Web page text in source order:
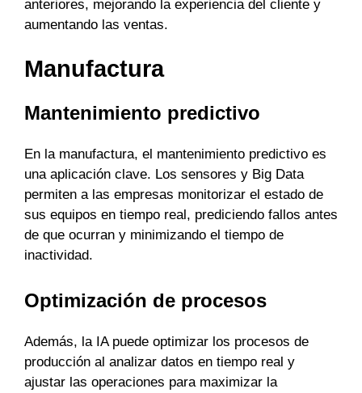
anteriores, mejorando la experiencia del cliente y
aumentando las ventas.
Manufactura
Mantenimiento predictivo
En la manufactura, el mantenimiento predictivo es
una aplicación clave. Los sensores y Big Data
permiten a las empresas monitorizar el estado de
sus equipos en tiempo real, prediciendo fallos antes
de que ocurran y minimizando el tiempo de
inactividad.
Optimización de procesos
Además, la IA puede optimizar los procesos de
producción al analizar datos en tiempo real y
ajustar las operaciones para maximizar la